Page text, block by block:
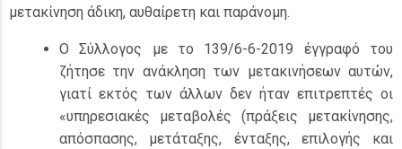
μετακίνηση άδικη, αυθαίρετη και παράνομη.
Ο Σύλλογος με το 139/6-6-2019 έγγραφό του
ζήτησε την ανάκληση των μετακινήσεων αυτών,
γιατί εκτός των άλλων δεν ήταν επιτρεπτές οι
«υπηρεσιακές μεταβολές (πράξεις μετακίνησης,
απόσπασης, μετάταξης, ένταξης, επιλογής και